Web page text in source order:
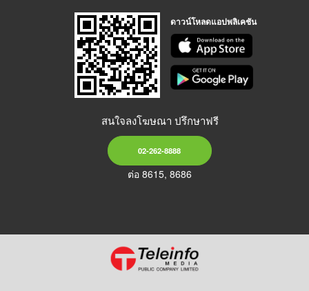
ดาวน์โหลดแอปพลิเคชัน
สนใจลงโฆษณา ปรึกษาฟรี
02-262-8888
ต่อ 8615, 8686